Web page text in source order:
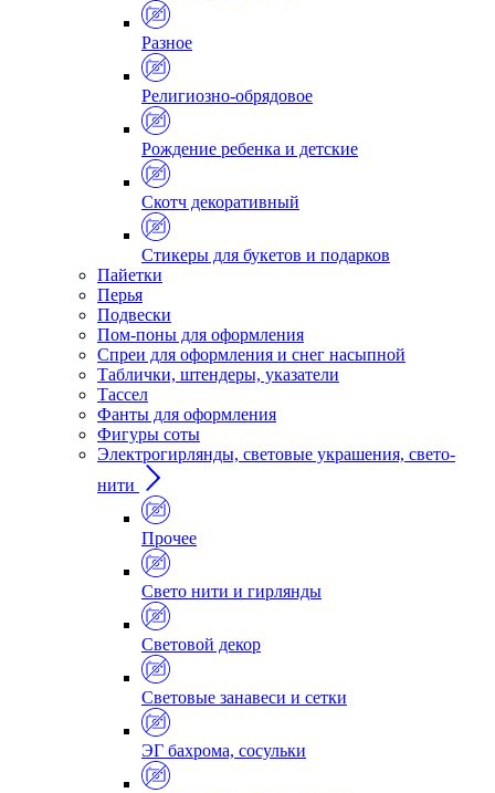
Разное
Религиозно-обрядовое
Рождение ребенка и детские
Скотч декоративный
Стикеры для букетов и подарков
Пайетки
Перья
Подвески
Пом-поны для оформления
Спреи для оформления и снег насыпной
Таблички, штендеры, указатели
Тассел
Фанты для оформления
Фигуры соты
Электрогирлянды, световые украшения, свето-
нити
Прочее
Свето нити и гирлянды
Световой декор
Световые занавеси и сетки
ЭГ бахрома, сосульки